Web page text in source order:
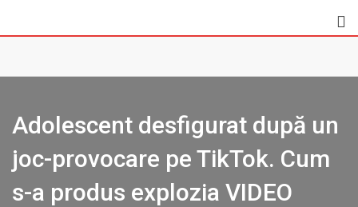
Adolescent desfigurat după un
joc-provocare pe TikTok. Cum
s-a produs explozia VIDEO